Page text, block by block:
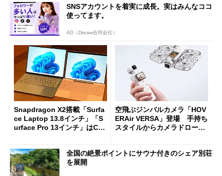
SNSアカウントを着実に成長。実はみんなココ
使ってます。
AD（Dreaw合同会社）
Snapdragon X2搭載「Surfa
ce Laptop 13.8インチ」「S
urface Pro 13インチ」はCop
た
空飛ぶジンバルカメラ「HOV
ERAir VERSA」登場 手持ち
スタイルからカメラドローン
全国の絶景ポイントにサウナ付きのシェア別荘
を展開